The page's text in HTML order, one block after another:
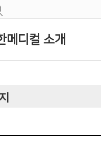
메디컬 소개